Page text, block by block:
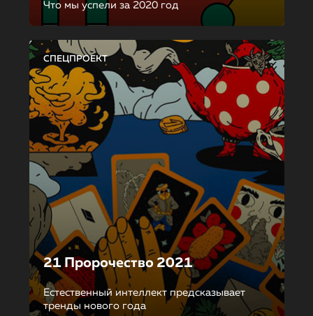
Что мы успели за 2020 год
СПЕЦПРОЕКТ
21 Пророчество 2021
Естественный интеллект предсказывает
тренды нового года